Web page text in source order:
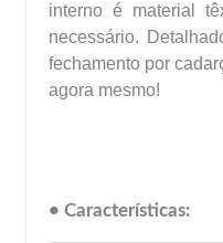
interno é material
necessário.
fechamento por
agora mesmo!
• Características: